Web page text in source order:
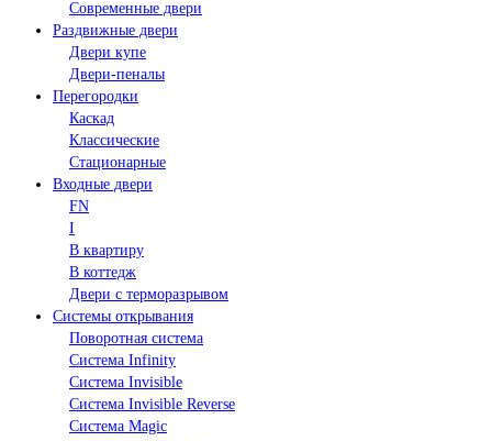
Современные двери
Раздвижные двери
Двери купе
Двери-пеналы
Перегородки
Каскад
Классические
Стационарные
Входные двери
FN
I
В квартиру
В коттедж
Двери с терморазрывом
Системы открывания
Поворотная система
Система Infinity
Система Invisible
Система Invisible Reverse
Система Magic